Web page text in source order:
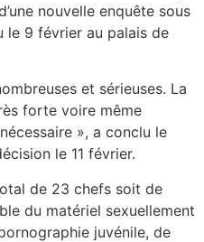
nouvelle enquête sous
le 9 février au palais de
et sérieuses. La
forte voire même
», a conclu le
le 11 février.
de 23 chefs soit de
du matériel sexuellement
juvénile, de